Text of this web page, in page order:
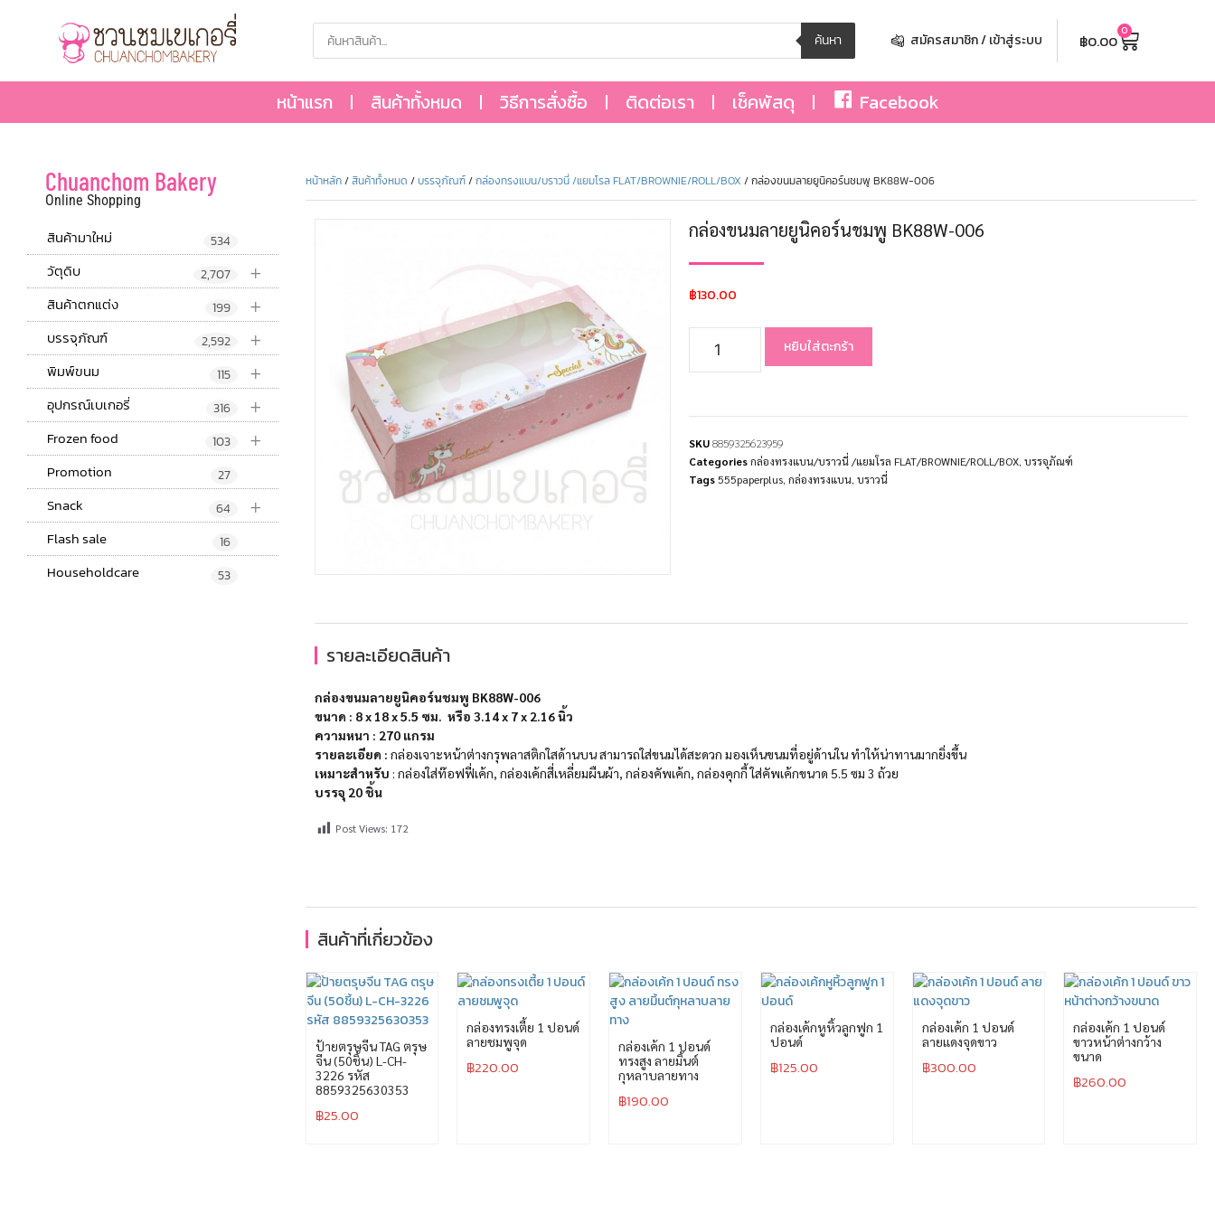
ค้นหา สมัครสมาชิก / เข้าสู่ระบบ ฿0.00 0
หน้าแรก สินค้าทั้งหมด วิธีการสั่งซื้อ ติดต่อเรา เช็คพัสดุ Facebook
Chuanchom Bakery
Online Shopping
สินค้ามาใหม่ 534
+
วัตุดิบ 2,707
+
สินค้าตกแต่ง 199
+
บรรจุภัณฑ์ 2,592
+
พิมพ์ขนม 115
+
อุปกรณ์เบเกอรี่ 316
+
Frozen food 103
Promotion 27
+
Snack 64
Flash sale 16
Householdcare 53
หน้าหลัก/สินค้าทั้งหมด /บรรจุภัณฑ์/กล่องทรงแบน/บราวนี่ /แยมโรล FLAT/BROWNIE/ROLL/BOX / กล่องขนมลายยูนิคอร์นชมพู BK88W-006
กล่องขนมลายยูนิคอร์นชมพู BK88W-006
฿130.00
หยิบใส่ตะกร้า
SKU8859325623959
Categoriesกล่องทรงแบน/บราวนี่ /แยมโรล FLAT/BROWNIE/ROLL/BOX, บรรจุภัณฑ์
Tags555paperplus, กล่องทรงแบน, บราวนี่
รายละเอียดสินค้า
กล่องขนมลายยูนิคอร์นชมพู BK88W-006
ขนาด : 8 x 18 x 5.5 ซม. หรือ 3.14x 7 x 2.16 นิ้ว
ความหนา : 270 แกรม
รายละเอียด : กล่องเจาะหน้าต่างกรุพลาสติกใสด้านบน สามารถใส่ขนมได้สะดวก มองเห็นขนมที่อยู่ด้านใน ทำให้น่าทานมากยิ่งขึ้น
เหมาะสำ​หรับ ​ : กล่องใส่ท๊อฟฟี่เค้ก, กล่องเค้กสี่เหลี่ยมผืนผ้า, กล่องคัพเค้ก, กล่องคุกกี้ ใส่คัพเค้กขนาด 5.5 ซม 3 ถ้วย
บรรจุ 20 ชิ้น
Post Views: 172
สินค้าที่เกี่ยวข้อง
ป้ายตรุษจีน TAG ตรุษ
จีน (50ชิ้น) L-CH-
3226 รหัส
8859325630353
฿25.00
กล่องทรงเตี้ย 1 ปอนด์
ลายชมพูจุด
฿220.00
กล่องเค้ก 1 ปอนด์
ทรงสูง ลายมิ้นต์
กุหลาบลายทาง
฿190.00
กล่องเค้กหูหิ้วลูกฟูก 1
ปอนด์
฿125.00
กล่องเค้ก 1 ปอนด์
ลายแดงจุดขาว
฿300.00
กล่องเค้ก 1 ปอนด์
ขาวหน้าต่างกว้าง
ขนาด
฿260.00